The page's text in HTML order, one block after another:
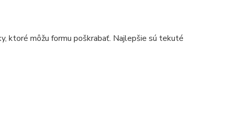
ktoré môžu formu poškrabať. Najlepšie sú tekuté